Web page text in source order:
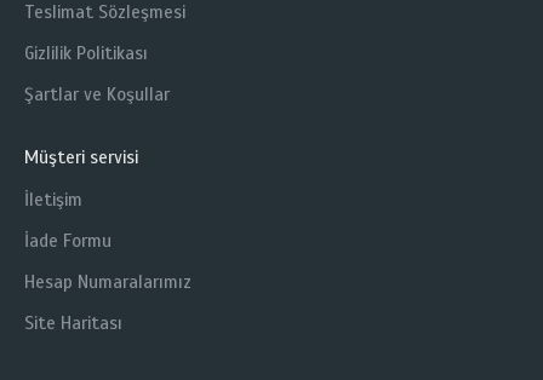
Teslimat Sözleşmesi
Gizlilik Politikası
Şartlar ve Koşullar
Müşteri servisi
İletişim
İade Formu
Hesap Numaralarımız
Site Haritası